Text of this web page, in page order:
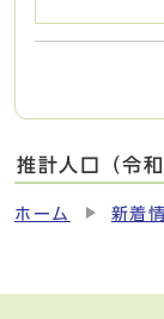
推計人口（令
ホーム 新着